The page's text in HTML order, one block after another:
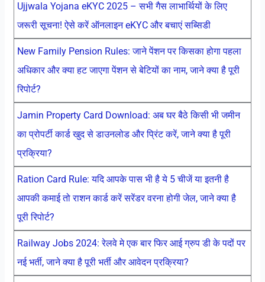
Ujjwala Yojana eKYC 2025 – सभी गैस लाभार्थियों के लिए
जरूरी सूचना! ऐसे करें ऑनलाइन eKYC और बचाएं सब्सिडी
New Family Pension Rules: जाने पेंशन पर किसका होगा पहला
अधिकार और क्या हट जाएगा पेंशन से बेटियों का नाम, जाने क्या है पूरी
रिपोर्ट?
Jamin Property Card Download: अब घर बैठे किसी भी जमीन
का प्रोपर्टी कार्ड खुद से डाउनलोड और प्रिंट करें, जाने क्या है पूरी
प्रक्रिया?
Ration Card Rule: यदि आपके पास भी है ये 5 चीजें या इतनी है
आपकी कमाई तो राशन कार्ड करें सरेंडर वरना होगी जेल, जाने क्या है
पूरी रिपोर्ट?
Railway Jobs 2024: रेलवे मे एक बार फिर आई ग्रुप डी के पदों पर
नई भर्ती, जाने क्या है पूरी भर्ती और आवेदन प्रक्रिया?